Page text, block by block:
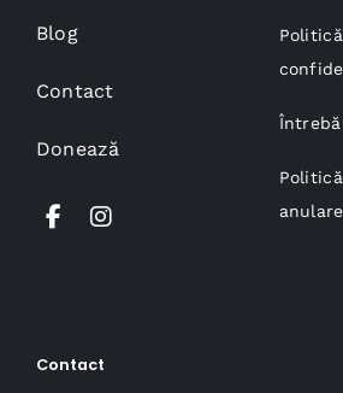
Blog
Contact
Donează
Contact